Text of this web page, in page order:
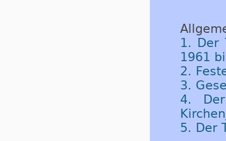
1. Der
1961
2.
3.
4.
5. Der